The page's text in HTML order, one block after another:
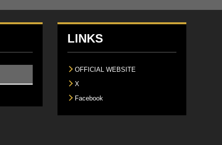
LINKS
OFFICIAL WEBSITE
X
Facebook